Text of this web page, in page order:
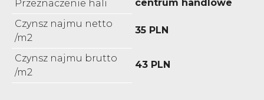
Przeznaczenie hali
centrum handlowe
Czynsz najmu netto
/m2
35 PLN
Czynsz najmu brutto
/m2
43 PLN